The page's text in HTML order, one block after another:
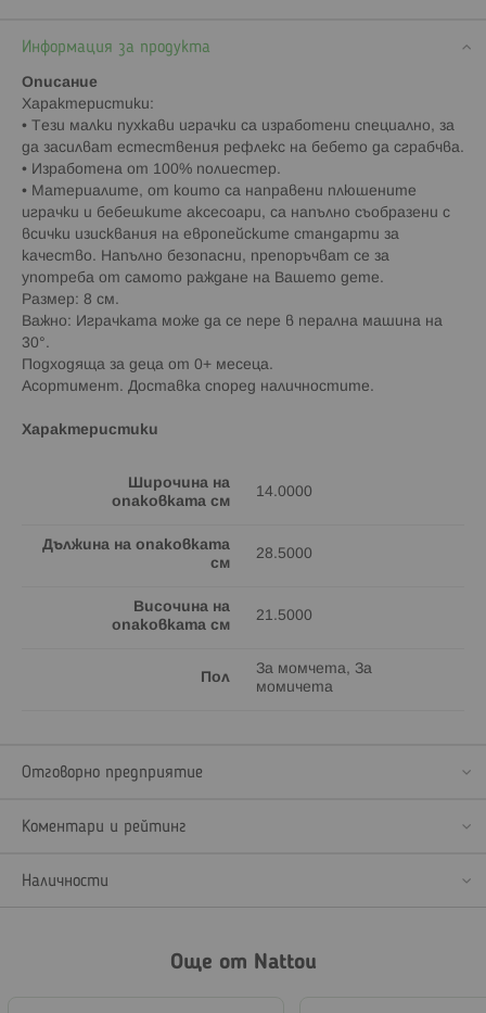
Информация за продукта
Описание
Характеристики:
• Тези малки пухкави играчки са изработени специално, за
да засилват естествения рефлекс на бебето да сграбчва.
• Изработена от 100% полиестер.
• Материалите, от които са направени плюшените
играчки и бебешките аксесоари, са напълно съобразени с
всички изисквания на европейските стандарти за
качество. Напълно безопасни, препоръчват се за
употреба от самото раждане на Вашето дете.
Размер: 8 см.
Важно: Играчката може да се пере в перална машина на
30°.
Подходяща за деца от 0+ месеца.
Асортимент. Доставка според наличностите.
Характеристики
Широчина на
опаковката см
14.0000
Дължина на опаковката
см
28.5000
Височина на
опаковката см
21.5000
Пол
За момчета, За
момичета
Отговорно предприятие
Коментари и рейтинг
Наличности
Още от Nattou